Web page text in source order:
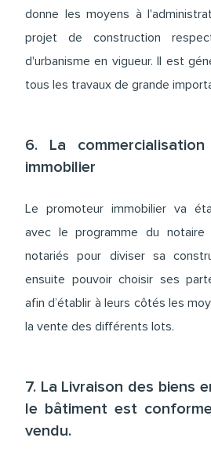
donne les moyens à
projet de construction
d'urbanisme en vigueur. Il est
tous les travaux de grande
6. La
immobilier
Le promoteur immobilier va
avec le programme du notaire
notariés pour diviser sa
ensuite pouvoir choisir ses
afin d’établir à leurs côtés les
la vente des différents lots.
7. La Livraison des biens
le bâtiment est
vendu.